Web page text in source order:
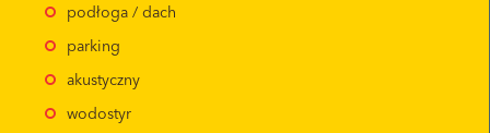
podłoga / dach
parking
akustyczny
wodostyr